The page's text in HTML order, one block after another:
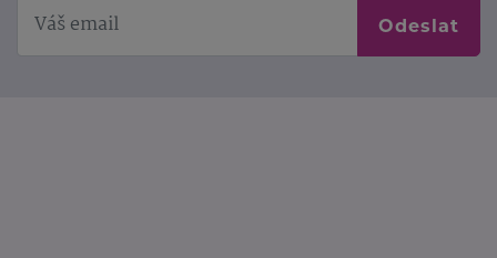
Odeslat